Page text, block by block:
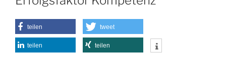
teilen tweet
teilen teilen